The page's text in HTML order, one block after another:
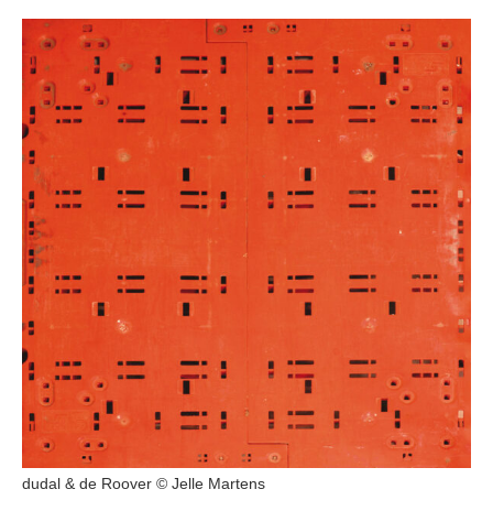
dudal & de Roover © Jelle Martens